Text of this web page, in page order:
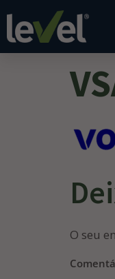
O seu